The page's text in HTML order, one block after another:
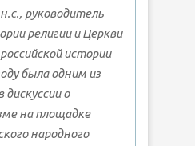
руководитель
религии и Церкви
истории
была одним из
о
на площадке
народного